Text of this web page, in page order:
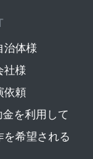
治体様
社様
依頼
金を利用して
を希望される